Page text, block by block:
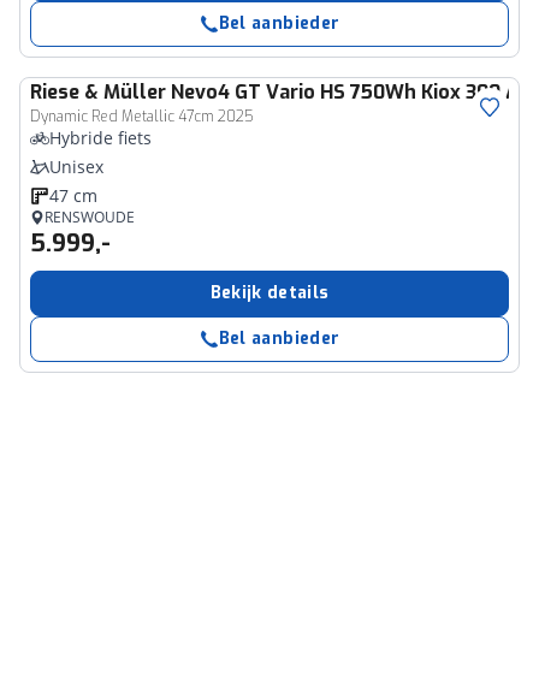
Bel aanbieder
Riese & Müller Nevo4 GT Vario HS 750Wh Kiox 300
Dynamic Red Metallic 47cm 2025
Hybride fiets
Unisex
47 cm
RENSWOUDE
5.999,-
Bekijk details
Bel aanbieder